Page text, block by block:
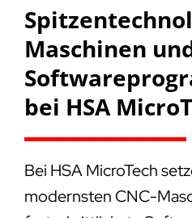
Maschinen
bei HSA
Bei HSA MicroTech
modernsten CNC-